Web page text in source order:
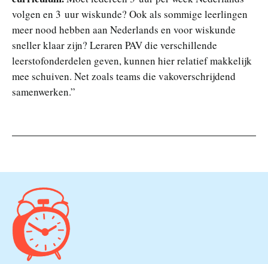
volgen en 3 uur wiskunde? Ook als sommige leerlingen
meer nood hebben aan Nederlands en voor wiskunde
sneller klaar zijn? Leraren PAV die verschillende
leerstofonderdelen geven, kunnen hier relatief makkelijk
mee schuiven. Net zoals teams die vakoverschrijdend
samenwerken.”